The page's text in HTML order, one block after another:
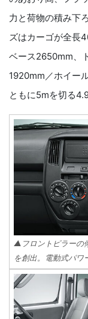
力と荷物の積み下
ズはカーゴが全長
ベース2650mm、
1920mm／ホイー
ともに5mを切る
▲フロントピラーの
を創出。電動式パワ